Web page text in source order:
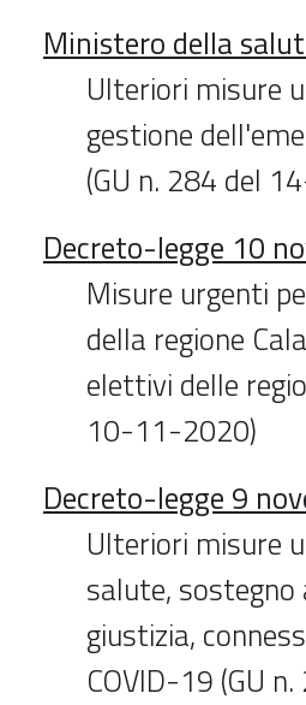
Ministero della
Ulteriori misure
gestione
(GU n. 284 del
Decreto-legge 10
Misure urgenti
della regione
elettivi delle
10-11-2020)
Decreto-legge 9
Ulteriori misure
salute,
giustizia,
COVID-19 (GU